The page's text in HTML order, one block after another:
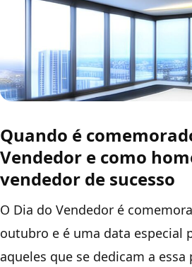
Quando é
Vendedor e como
vendedor de sucesso
O Dia do Vendedor é
outubro e é uma data especial
aqueles que se dedicam a